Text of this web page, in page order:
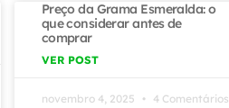
Preço da Grama Esmeralda: o
que considerar antes de
comprar
VER POST
novembro 4, 2025 4 Comentários